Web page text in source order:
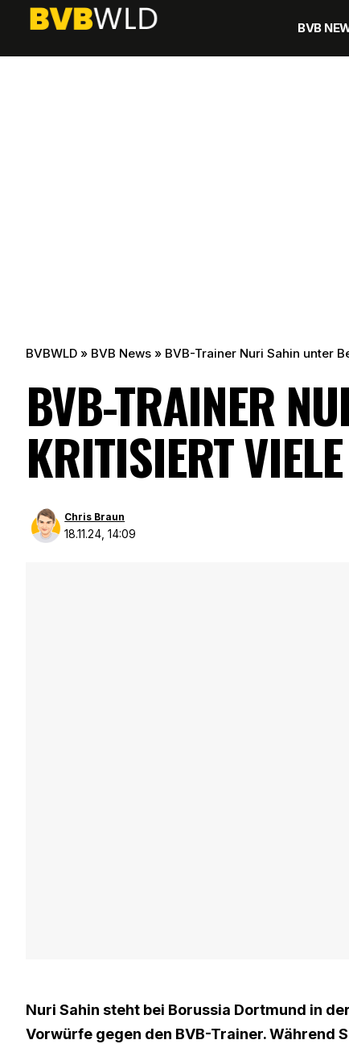
BVB
BVBWLD » BVB News » BVB-Trainer Nuri Sahin unter
BVB-TRAINER
KRITISIERT
18.11.24, 14:09
Chris Braun
Nuri Sahin steht bei Borussia Dortmund in
Vorwürfe gegen den BVB-Trainer. Während